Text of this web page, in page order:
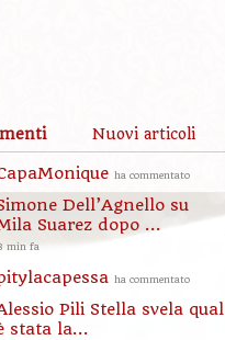
Nuovi articoli
ha commentato
Dell’Agnello su
Suarez dopo ...
min fa
ha commentato
Pili Stella svela qual
stata la...